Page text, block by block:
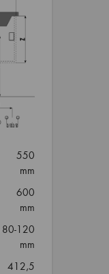
550
mm
600
mm
80-120
mm
412,5